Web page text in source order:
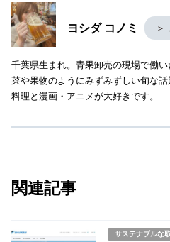
ヨシダ コノミ ＞
千葉県生まれ。青果卸売の現場で働
菜や果物のようにみずみずしい旬な話
料理と漫画・アニメが大好きです。
関連記事
サステナブルな